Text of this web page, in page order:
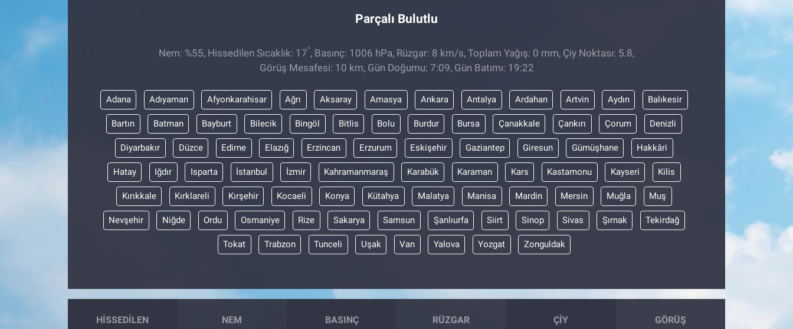
Parçalı Bulutlu
Nem: %55, Hissedilen Sıcaklık: 17°, Basınç: 1006 hPa, Rüzgar: 8 km/s, Toplam Yağış: 0 mm, Çiy Noktası: 5.8,
Görüş Mesafesi: 10 km, Gün Doğumu: 7:09, Gün Batımı: 19:22
Adana Adıyaman Afyonkarahisar Ağrı Aksaray Amasya Ankara Antalya Ardahan Artvin Aydın Balıkesir
Bartın Batman Bayburt Bilecik Bingöl Bitlis Bolu Burdur Bursa Çanakkale Çankırı Çorum Denizli
Diyarbakır Düzce Edirne Elazığ Erzincan Erzurum Eskişehir Gaziantep Giresun Gümüşhane Hakkâri
Hatay Iğdır Isparta İstanbul İzmir Kahramanmaraş Karabük Karaman Kars Kastamonu Kayseri Kilis
Kırıkkale Kırklareli Kırşehir Kocaeli Konya Kütahya Malatya Manisa Mardin Mersin Muğla Muş
Nevşehir Niğde Ordu Osmaniye Rize Sakarya Samsun Şanlıurfa Siirt Sinop Sivas Şırnak Tekirdağ
Tokat Trabzon Tunceli Uşak Van Yalova Yozgat Zonguldak
HISSEDILEN NEM BASINÇ RÜZGAR ÇIY GÖRÜŞ
Sağlıklı Yaşam